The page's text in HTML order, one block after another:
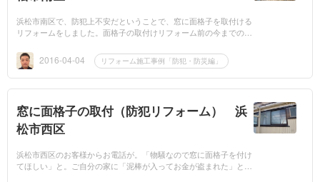
浜松市南区で、防犯上不安だということで、窓に面格子を取付ける
リフォームをしました。面格子の取付けリフォーム前の今までの
ま...
2016-04-04 リフォーム施工事例「防犯・防災編」
窓に面格子の取付（防犯リフォーム） 浜
松市西区
浜松市西区のお客様からお電話が。「物騒なので窓に面格子を付け
てほしい」と。ご自分の家に「泥棒が入ってお金が盗まれた」との